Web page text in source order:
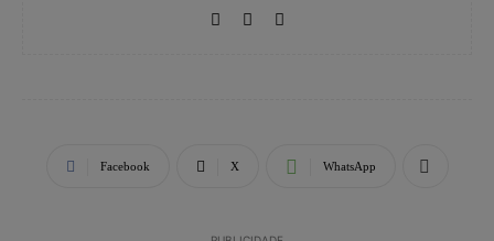
Facebook X WhatsApp